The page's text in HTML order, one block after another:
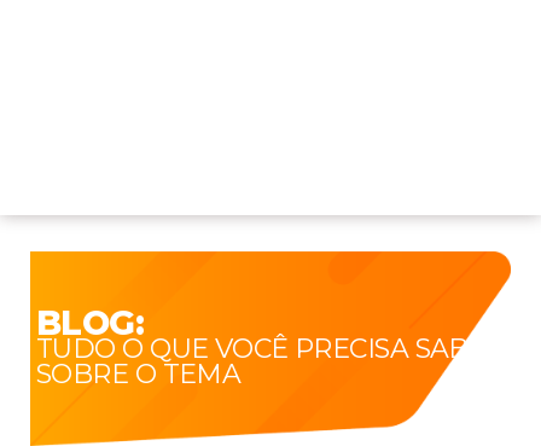
BLOG:
TUDO O QUE VOCÊ PRECISA SABER
SOBRE O TEMA